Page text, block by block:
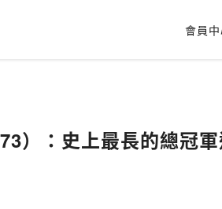
會員
）：史上最長的總冠